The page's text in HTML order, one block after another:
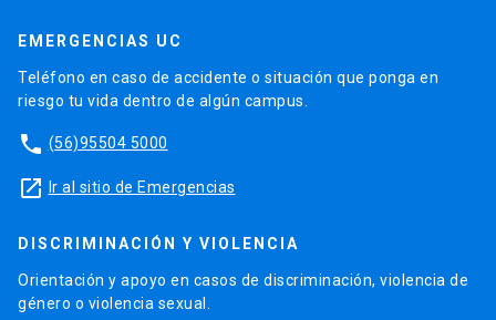
EMERGENCIAS UC
Teléfono en caso de accidente o situación que ponga en
riesgo tu vida dentro de algún campus.
phone (56)95504 5000
launch Ir al sitio de Emergencias
DISCRIMINACIÓN Y VIOLENCIA
Orientación y apoyo en casos de discriminación, violencia de
género o violencia sexual.